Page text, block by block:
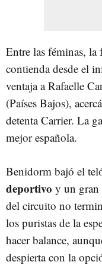
Entre las féminas, la
contienda desde el
ventaja a Rafaelle
(Países Bajos),
detenta Carrier. La
mejor española.
Benidorm bajó el
deportivo y un gran
del circuito no
los puristas de la
hacer balance,
despierta con la